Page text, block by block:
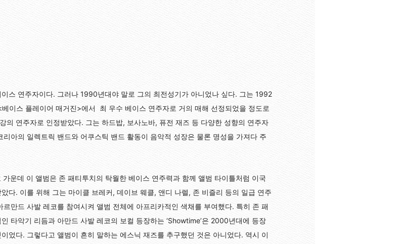
스 연주자이다. 그러나 1990년대야 말로 그의 최전성기가 아니었나 싶다. 그는 1992
이스 플레이어 매거진>에서 최 우수 베이스 연주자로 거의 매해 선정되었을 정도로
의 연주자로 인정받았다. 그는 하드밥, 보사노바, 퓨전 재즈 등 다양한 성향의 연주자
아의 일렉트릭 밴드와 어쿠스틱 밴드 활동이 음악적 성장은 물론 명성을 가져다 주
운데 이 앨범은 존 패티투치의 탁월한 베이스 연주력과 함께 앨범 타이틀처럼 이국
다. 이를 위해 그는 마이클 브레커, 데이브 웨클, 앤디 나렐, 존 비즐리 등의 일급 연주
만드 사발 레코를 참여시켜 앨범 전체에 아프리카적인 색채를 부여했다. 특히 존 패
타악기 리듬과 아만드 사발 레코의 보컬 등장하는 ‘Showtime’은 2000년대에 등장
었다. 그렇다고 앨범이 흔히 말하는 에스닉 재즈를 추구했던 것은 아니었다. 역시 이